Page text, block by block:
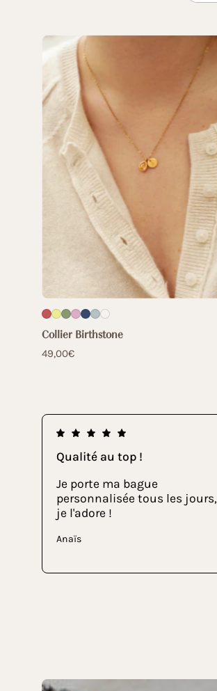
Collier Birthstone
49,00€
Qualité au top !
Je porte ma bague
personnalisée tous les jours,
je l'adore !
Anaïs